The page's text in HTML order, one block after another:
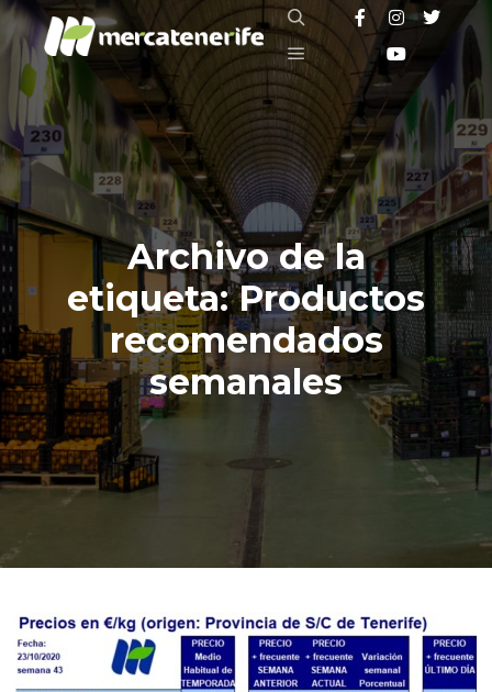
Buscar
Menú principal
Archivo de la
etiqueta:Productos
recomendados
semanales